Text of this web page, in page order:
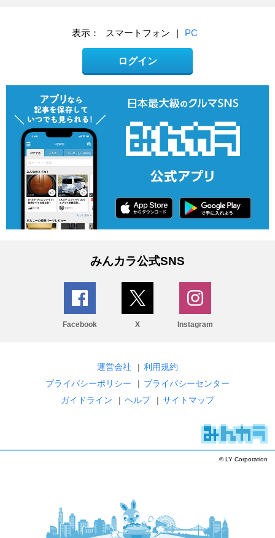
表示： スマートフォン | PC
ログイン
みんカラ公式SNS
Facebook X Instagram
運営会社 | 利用規約
プライバシーポリシー
| プライバシーセンター
ガイドライン
| ヘルプ | サイトマップ
© LY Corporation